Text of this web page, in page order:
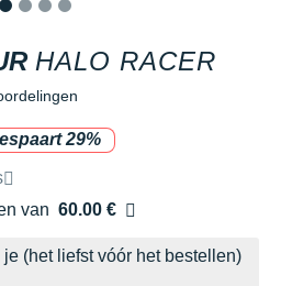
HALO RACER
29%
verkoopprijs
van 60.00 €
je (het liefst vóór het bestellen)